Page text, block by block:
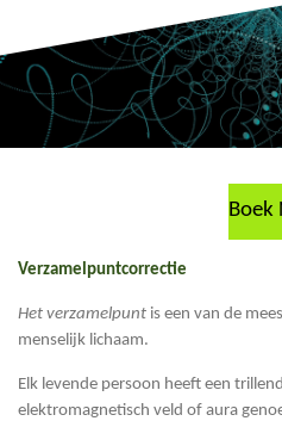
Boek
Verzamelpuntcorrectie
Het verzamelpunt is een van de
menselijk lichaam.
Elk levende persoon heeft een
elektromagnetisch veld of aura